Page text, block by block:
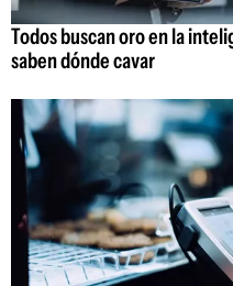
Todos buscan oro en la
saben dónde cavar